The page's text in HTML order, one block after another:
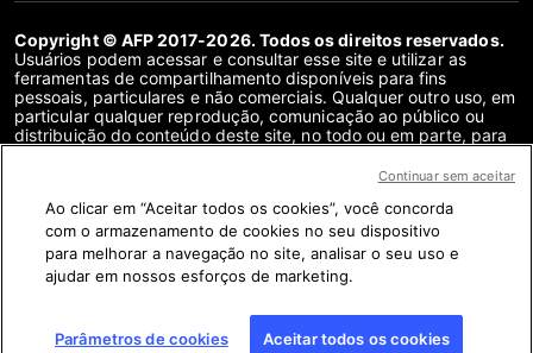
Copyright © AFP 2017-2026. Todos os direitos reservados.
Usuários podem acessar e consultar esse site e utilizar as
ferramentas de compartilhamento disponíveis para fins
pessoais, particulares e não comerciais. Qualquer outro uso, em
particular qualquer reprodução, comunicação ao público ou
distribuição do conteúdo deste site, no todo ou em parte, para
contrato de licença específico assinado com a AFP, é
meio de links no conteúdo de verificação de fatos são
fornecidos na medida necessária para a correta compreensão
da checagem da informação em questão. A AFP não obteve
qualquer direito dos autores ou detentores dos direitos autorais
deste conteúdo de terceiros e não terá nenhuma
Ao clicar em “Aceitar todos os cookies”, você concorda
com o armazenamento de cookies no seu dispositivo
para melhorar a navegação no site, analisar o seu uso e
ajudar em nossos esforços de marketing.
Parâmetros de cookies Aceitar todos os cookies
Continuar sem aceitar